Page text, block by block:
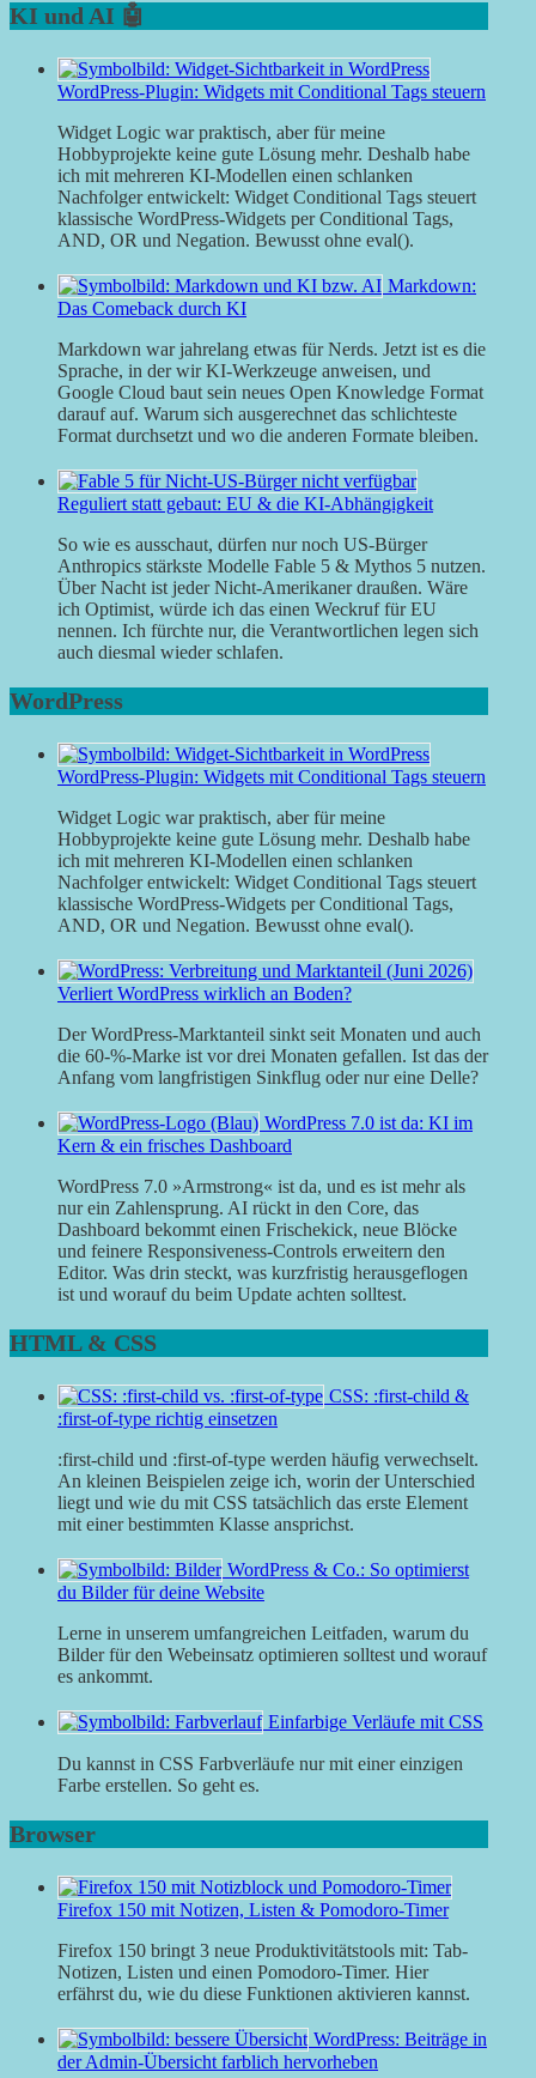
KI und AI 🤖
WordPress-Plugin: Widgets mit Conditional Tags steuern
Widget Logic war praktisch, aber für meine
Hobbyprojekte keine gute Lösung mehr. Deshalb habe
ich mit mehreren KI-Modellen einen schlanken
Nachfolger entwickelt: Widget Conditional Tags steuert
klassische WordPress-Widgets per Conditional Tags,
AND, OR und Negation. Bewusst ohne eval().
Markdown:
Das Comeback durch KI
Markdown war jahrelang etwas für Nerds. Jetzt ist es die
Sprache, in der wir KI-Werkzeuge anweisen, und
Google Cloud baut sein neues Open Knowledge Format
darauf auf. Warum sich ausgerechnet das schlichteste
Format durchsetzt und wo die anderen Formate bleiben.
Reguliert statt gebaut: EU & die KI-Abhängigkeit
So wie es ausschaut, dürfen nur noch US-Bürger
Anthropics stärkste Modelle Fable 5 & Mythos 5 nutzen.
Über Nacht ist jeder Nicht-Amerikaner draußen. Wäre
ich Optimist, würde ich das einen Weckruf für EU
nennen. Ich fürchte nur, die Verantwortlichen legen sich
auch diesmal wieder schlafen.
WordPress
WordPress-Plugin: Widgets mit Conditional Tags steuern
Widget Logic war praktisch, aber für meine
Hobbyprojekte keine gute Lösung mehr. Deshalb habe
ich mit mehreren KI-Modellen einen schlanken
Nachfolger entwickelt: Widget Conditional Tags steuert
klassische WordPress-Widgets per Conditional Tags,
AND, OR und Negation. Bewusst ohne eval().
Verliert WordPress wirklich an Boden?
Der WordPress-Marktanteil sinkt seit Monaten und auch
die 60-%-Marke ist vor drei Monaten gefallen. Ist das der
Anfang vom langfristigen Sinkflug oder nur eine Delle?
WordPress 7.0 ist da: KI im
Kern & ein frisches Dashboard
WordPress 7.0 »Armstrong« ist da, und es ist mehr als
nur ein Zahlensprung. AI rückt in den Core, das
Dashboard bekommt einen Frischekick, neue Blöcke
und feinere Responsiveness-Controls erweitern den
Editor. Was drin steckt, was kurzfristig herausgeflogen
ist und worauf du beim Update achten solltest.
HTML & CSS
CSS: :first-child &
:first-of-type richtig einsetzen
:first-child und :first-of-type werden häufig verwechselt.
An kleinen Beispielen zeige ich, worin der Unterschied
liegt und wie du mit CSS tatsächlich das erste Element
mit einer bestimmten Klasse ansprichst.
WordPress & Co.: So optimierst
du Bilder für deine Website
Lerne in unserem umfangreichen Leitfaden, warum du
Bilder für den Webeinsatz optimieren solltest und worauf
es ankommt.
Einfarbige Verläufe mit CSS
Du kannst in CSS Farbverläufe nur mit einer einzigen
Farbe erstellen. So geht es.
Browser
Firefox 150 mit Notizen, Listen & Pomodoro-Timer
Firefox 150 bringt 3 neue Produktivitätstools mit: Tab-
Notizen, Listen und einen Pomodoro-Timer. Hier
erfährst du, wie du diese Funktionen aktivieren kannst.
WordPress: Beiträge in
der Admin-Übersicht farblich hervorheben